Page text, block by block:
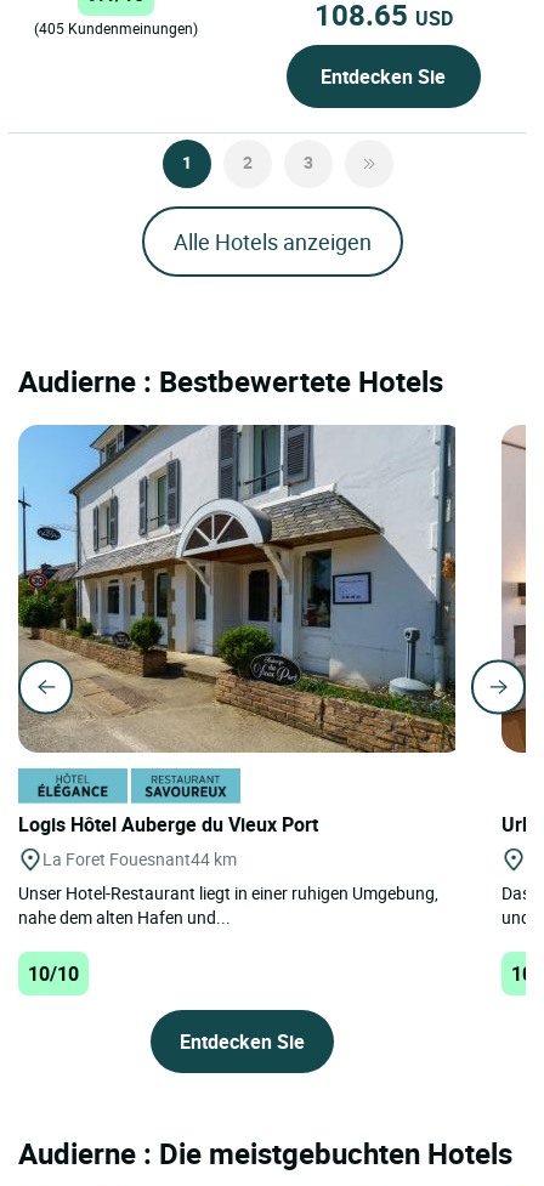
(405 Kundenmeinungen) 108.65 USD
Entdecken Sie
1 2 3
Alle Hotels anzeigen
Audierne : Bestbewertete Hotels
Logis Hôtel Auberge du Vieux Port
La Foret Fouesnant44 km
Unser Hotel-Restaurant liegt in einer ruhigen Umgebung,
nahe dem alten Hafen und...
10/10
Entdecken Sie
Das
und
Audierne : Die meistgebuchten Hotels